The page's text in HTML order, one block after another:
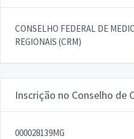
CONSELHO FEDERAL DE
REGIONAIS (CRM)
Inscrição no Conselho de
000028139MG